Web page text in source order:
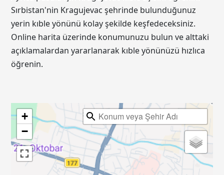
Sırbistan'nin Kragujevac şehrinde bulunduğunuz
yerin kıble yönünü kolay şekilde keşfedeceksiniz.
Online harita üzerinde konumunuzu bulun ve alttaki
açıklamalardan yararlanarak kıble yönünüzü hızlıca
öğrenin.
+
−